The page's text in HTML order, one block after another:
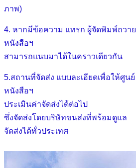
ภาพ)
4. หากมีข้อความ แทรก ผู้จัดพิมพ์ถวาย
หนังสือฯ
สามารถแนบมาได้ในคราวเดียวกัน
5.สถานที่จัดส่ง แบบละเอียดเพื่อให้ศูนย์
หนังสือฯ
ประเมินค่าจัดส่งได้ต่อไป
ซึ่งจัดส่งโดยบริษัทขนส่งที่พร้อมดูแล
จัดส่งได้ทั่วประเทศ